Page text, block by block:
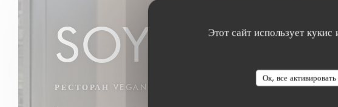
Этот сайт использует
Ок, все активировать
SOYA
РЕСТОРАН VEGAN